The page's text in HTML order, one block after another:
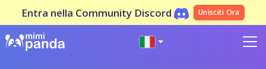
Entra nella Community Discord Unisciti Ora